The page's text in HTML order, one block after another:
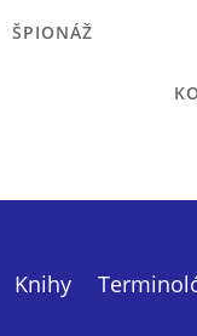
ŠPIONÁŽ
Knihy